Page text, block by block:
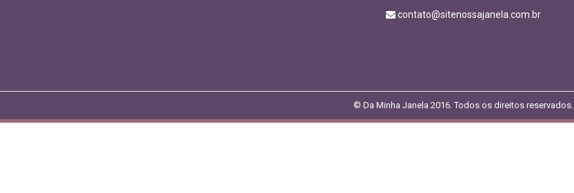
contato@sitenossajanela.com.br
© Da Minha Janela 2016. Todos os direitos reservados.